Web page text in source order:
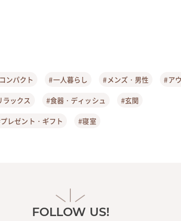
ンパクト #一人暮らし #メンズ・男性 #ア
ラックス #食器・ディッシュ #玄関
レゼント・ギフト #寝室
FOLLOW US!